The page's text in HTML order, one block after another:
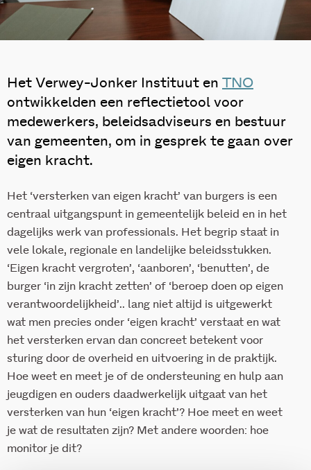
Het Verwey-Jonker Instituut en TNO
ontwikkelden een reflectietool voor
medewerkers, beleidsadviseurs en bestuur
van gemeenten, om in gesprek te gaan over
eigen kracht.
Het ‘versterken van eigen kracht’ van burgers is een
centraal uitgangspunt in gemeentelijk beleid en in het
dagelijks werk van professionals. Het begrip staat in
vele lokale, regionale en landelijke beleidsstukken.
‘Eigen kracht vergroten’, ‘aanboren’, ‘benutten’, de
burger ‘in zijn kracht zetten’ of ‘beroep doen op eigen
verantwoordelijkheid’.. lang niet altijd is uitgewerkt
wat men precies onder ‘eigen kracht’ verstaat en wat
het versterken ervan dan concreet betekent voor
sturing door de overheid en uitvoering in de praktijk.
Hoe weet en meet je of de ondersteuning en hulp aan
jeugdigen en ouders daadwerkelijk uitgaat van het
versterken van hun ‘eigen kracht’? Hoe meet en weet
je wat de resultaten zijn? Met andere woorden: hoe
monitor je dit?